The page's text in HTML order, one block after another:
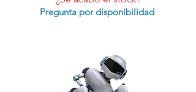
Pregunta por disponibilidad